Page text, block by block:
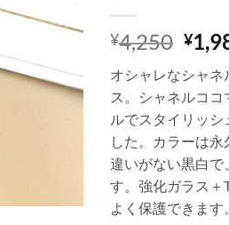
¥4,250 元
価
格
は
で
し
た。
¥
オシャレなシャネ
ス。シャネルコ
ルでスタイリッ
した。カラーは
違いがない黒白で
す。強化ガラス＋
よく保護できます。